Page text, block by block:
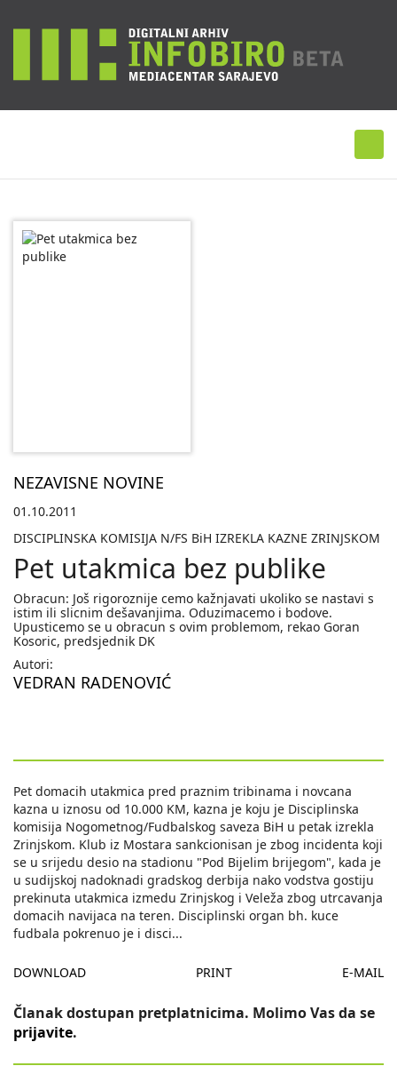
NEZAVISNE NOVINE
01.10.2011
DISCIPLINSKA KOMISIJA N/FS BiH IZREKLA KAZNE ZRINJSKOM
Pet utakmica bez publike
Obracun: Još rigoroznije cemo kažnjavati ukoliko se nastavi s
istim ili slicnim dešavanjima. Oduzimacemo i bodove.
Upusticemo se u obracun s ovim problemom, rekao Goran
Kosoric, predsjednik DK
Autori:
VEDRAN RADENOVIĆ
Pet domacih utakmica pred praznim tribinama i novcana
kazna u iznosu od 10.000 KM, kazna je koju je Disciplinska
komisija Nogometnog/Fudbalskog saveza BiH u petak izrekla
Zrinjskom. Klub iz Mostara sankcionisan je zbog incidenta koji
se u srijedu desio na stadionu "Pod Bijelim brijegom", kada je
u sudijskoj nadoknadi gradskog derbija nako vodstva gostiju
prekinuta utakmica izmedu Zrinjskog i Veleža zbog utrcavanja
domacih navijaca na teren. Disciplinski organ bh. kuce
fudbala pokrenuo je i disci...
DOWNLOAD PRINT E-MAIL
Članak dostupan pretplatnicima. Molimo Vas da se
prijavite.